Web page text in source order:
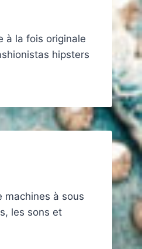
à la fois originale
hipsters
machines à sous
les sons et